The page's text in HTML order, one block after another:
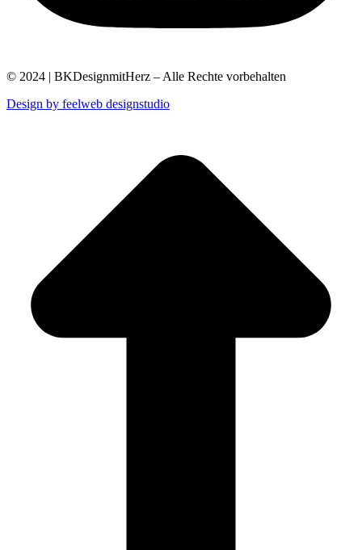
© 2024 | BKDesignmitHerz – Alle Rechte vorbehalten
Design by feelweb designstudio